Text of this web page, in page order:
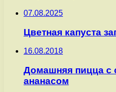
07.08.2025
Цветная капуста
16.08.2018
Домашняя пицца с
ананасом